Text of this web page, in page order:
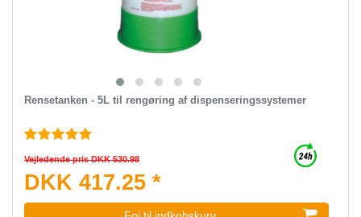
Rensetanken - 5L til rengøring af dispenseringssystemer
Vejledende pris DKK 530.98
DKK 417.25 *